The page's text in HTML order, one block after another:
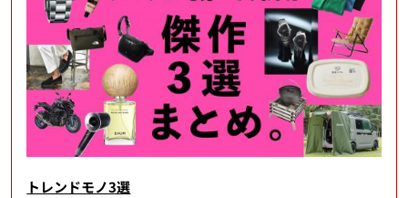
トレンドモノ3選